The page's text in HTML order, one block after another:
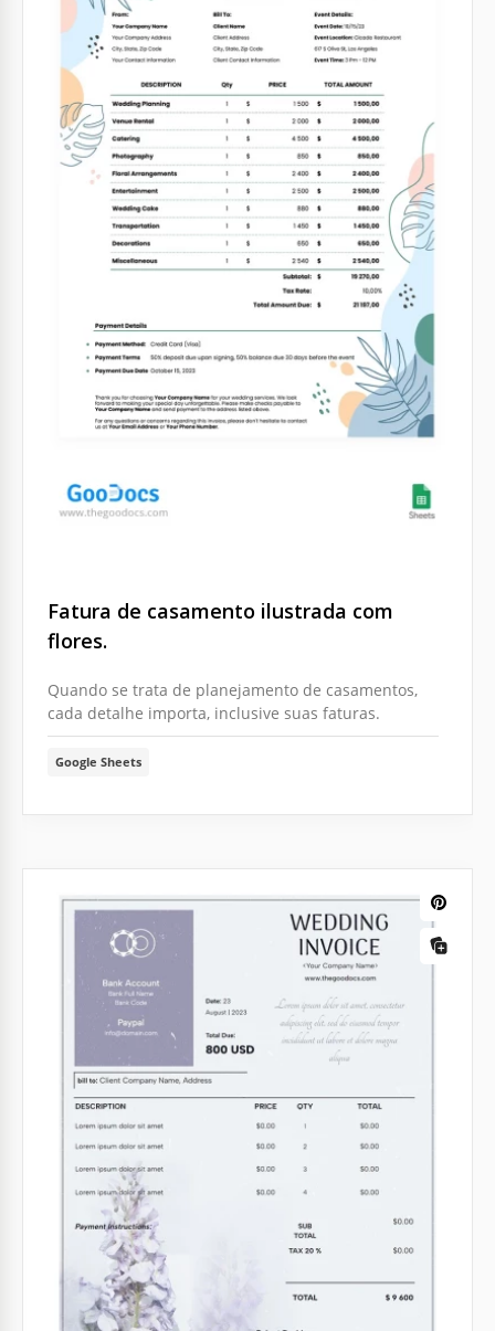
Fatura de casamento ilustrada com
flores.
Quando se trata de planejamento de casamentos,
cada detalhe importa, inclusive suas faturas.
Google Sheets